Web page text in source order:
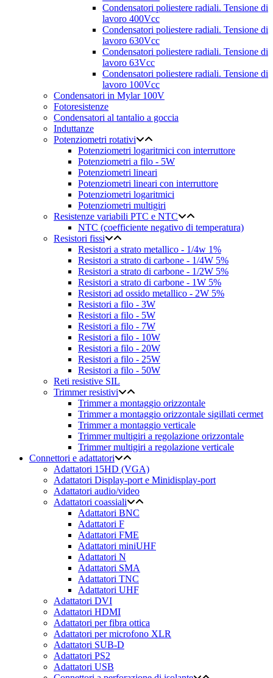
Condensatori poliestere radiali. Tensione di
lavoro 400Vcc
Condensatori poliestere radiali. Tensione di
lavoro 630Vcc
Condensatori poliestere radiali. Tensione di
lavoro 63Vcc
Condensatori poliestere radiali. Tensione di
lavoro 100Vcc
Condensatori in Mylar 100V
Fotoresistenze
Condensatori al tantalio a goccia
Induttanze
Potenziometri rotativi
Potenziometri logaritmici con interruttore
Potenziometri a filo - 5W
Potenziometri lineari
Potenziometri lineari con interruttore
Potenziometri logaritmici
Potenziometri multigiri
Resistenze variabili PTC e NTC
NTC (coefficiente negativo di temperatura)
Resistori fissi
Resistori a strato metallico - 1/4w 1%
Resistori a strato di carbone - 1/4W 5%
Resistori a strato di carbone - 1/2W 5%
Resistori a strato di carbone - 1W 5%
Resistori ad ossido metallico - 2W 5%
Resistori a filo - 3W
Resistori a filo - 5W
Resistori a filo - 7W
Resistori a filo - 10W
Resistori a filo - 20W
Resistori a filo - 25W
Resistori a filo - 50W
Reti resistive SIL
Trimmer resistivi
Trimmer a montaggio orizzontale
Trimmer a montaggio orizzontale sigillati cermet
Trimmer a montaggio verticale
Trimmer multigiri a regolazione orizzontale
Trimmer multigiri a regolazione verticale
Connettori e adattatori
Adattatori 15HD (VGA)
Adattatori Display-port e Minidisplay-port
Adattatori audio/video
Adattatori coassiali
Adattatori BNC
Adattatori F
Adattatori FME
Adattatori miniUHF
Adattatori N
Adattatori SMA
Adattatori TNC
Adattatori UHF
Adattatori DVI
Adattatori HDMI
Adattatori per fibra ottica
Adattatori per microfono XLR
Adattatori SUB-D
Adattatori PS2
Adattatori USB